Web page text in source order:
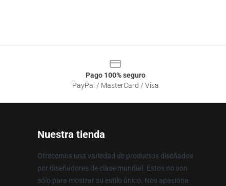
Pago 100% seguro
PayPal / MasterCard / Visa
Nuestra tienda
Ofrecemos una variedad de productos diseñados
por diseñadores de clase mundial. Estos no son
sólo para mostrar su estilo único. Nos apasiona